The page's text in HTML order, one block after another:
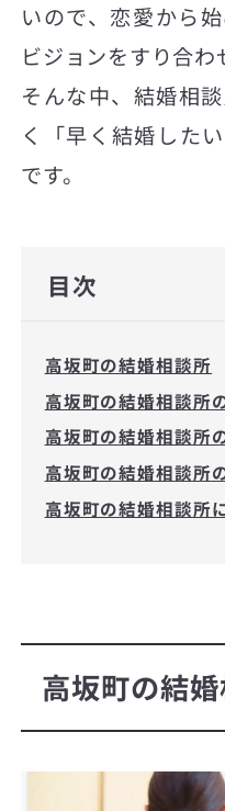
いので、恋愛から
ビジョンをすり合わ
そんな中、結婚相
く「早く結婚した
です。
目次
高坂町の結婚相談所
高坂町の結婚相談所
高坂町の結婚相談所
高坂町の結婚相談所
高坂町の結婚相談所
高坂町の結